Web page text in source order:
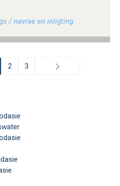
/ navrae en inligting.
2 3